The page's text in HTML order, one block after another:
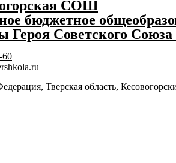
СОШ
бюджетное
Героя Советского
60
Тверская область,